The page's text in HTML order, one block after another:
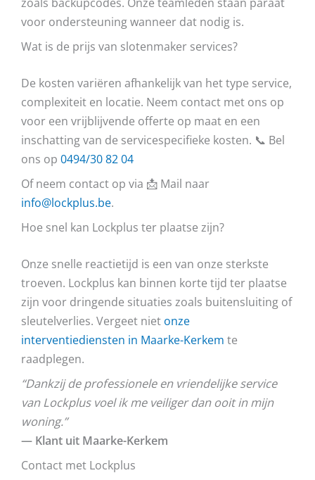
voor ondersteuning wanneer dat nodig is.
Wat is de prijs van slotenmaker services?
De kosten variëren afhankelijk van het type service,
complexiteit en locatie. Neem contact met ons op
voor een vrijblijvende offerte op maat en een
inschatting van de servicespecifieke kosten. 📞 Bel
ons op 0494/30 82 04
Of neem contact op via 📩 Mail naar
info@lockplus.be.
Hoe snel kan Lockplus ter plaatse zijn?
Onze snelle reactietijd is een van onze sterkste
troeven. Lockplus kan binnen korte tijd ter plaatse
zijn voor dringende situaties zoals buitensluiting of
sleutelverlies. Vergeet niet onze
interventiediensten in Maarke-Kerkem te
raadplegen.
“Dankzij de professionele en vriendelijke service
van Lockplus voel ik me veiliger dan ooit in mijn
woning.”
— Klant uit Maarke-Kerkem
Contact met Lockplus